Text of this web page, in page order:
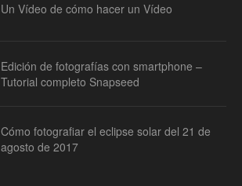
Un Vídeo de cómo hacer un Vídeo
Edición de fotografías con smartphone –
Tutorial completo Snapseed
Cómo fotografiar el eclipse solar del 21 de
agosto de 2017